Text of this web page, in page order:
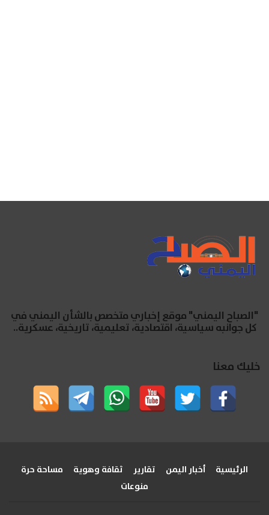
"الصباح اليمني" موقع إخباري متخصص بالشأن اليمني في
كل جوانبه سياسية، اقتصادية، تعليمية، تاريخية، عسكرية..
خليك معنا
الرئيسية أخبار اليمن تقارير ثقافة وهوية
مساحة حرة
منوعات